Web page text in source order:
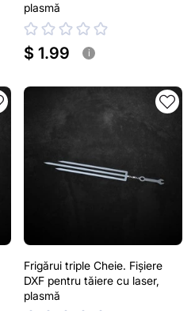
plasmă
$ 1.99 i
Frigărui triple Cheie. Fișiere
DXF pentru tăiere cu laser,
plasmă